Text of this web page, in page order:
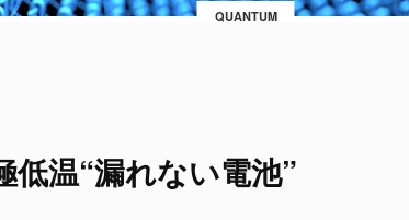
QUANTUM
温“漏れない電池”